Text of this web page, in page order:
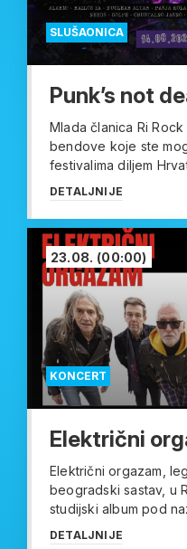
SLUŠAONICA
Punk’s not
Mlada članica Ri
bendove koje ste
festivalima diljem
DETALJNIJE
KONCERT
23.08. (00:00)
Električni
Električni orgazam,
beogradski sastav, u
studijski album pod
DETALJNIJE